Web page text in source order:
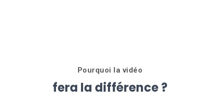
Pourquoi la vidéo
fera la différence ?